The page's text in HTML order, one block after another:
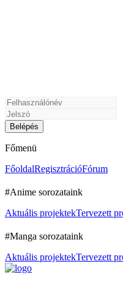
Főmenü
FőoldalRegisztrációFórum
#Anime sorozataink
Aktuális projektekTervezett
#Manga sorozataink
Aktuális projektekTervezett